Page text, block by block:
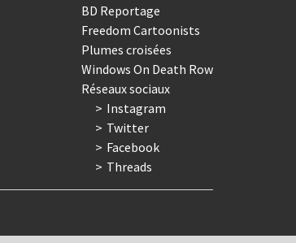
BD Reportage
Freedom Cartoonists
Plumes croisées
Windows On Death Row
Réseaux sociaux
Instagram
Twitter
Facebook
Threads